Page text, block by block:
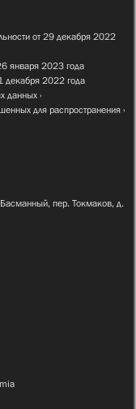
от 29 декабря 2022
января 2023 года
декабря 2022 года
данных
для распространения
пер. Токмаков, д.